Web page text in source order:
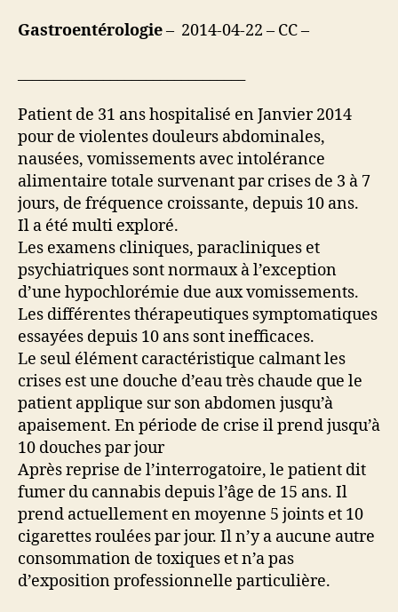
Gastroentérologie– 2014-04-22 – CC –
Patient de 31 ans hospitalisé en Janvier 2014
pour de violentes douleurs abdominales,
nausées, vomissements avec intolérance
alimentaire totale survenant par crises de 3 à 7
jours, de fréquence croissante, depuis 10 ans.
Il a été multi exploré.
Les examens cliniques, paracliniques et
psychiatriques sont normaux à l’exception
d’une hypochlorémie due aux vomissements.
Les différentes thérapeutiques symptomatiques
essayées depuis 10 ans sont inefficaces.
Le seul élément caractéristique calmant les
crises est une douche d’eau très chaude que le
patient applique sur son abdomen jusqu’à
apaisement. En période de crise il prend jusqu’à
10 douches par jour
Après reprise de l’interrogatoire, le patient dit
fumer du cannabis depuis l’âge de 15 ans. Il
prend actuellement en moyenne 5 joints et 10
cigarettes roulées par jour. Il n’y a aucune autre
consommation de toxiques et n’a pas
d’exposition professionnelle particulière.